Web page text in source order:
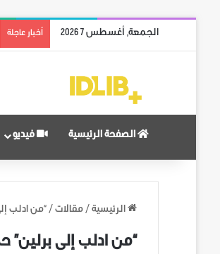
الجمعة, أغسطس 7 2026 أخبار عاجلة
الصفحة الرئيسية فيديو
الرئيسية / مقالات / “من ادلب
“من ادلب إلى